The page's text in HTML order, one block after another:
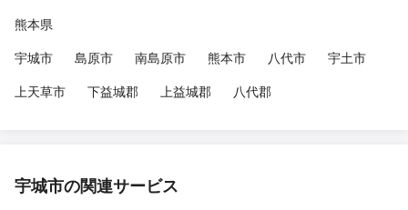
熊本県
宇城市
島原市 南島原市 熊本市 八代市
宇土市
上天草市
下益城郡 上益城郡 八代郡
宇城市の関連サービス